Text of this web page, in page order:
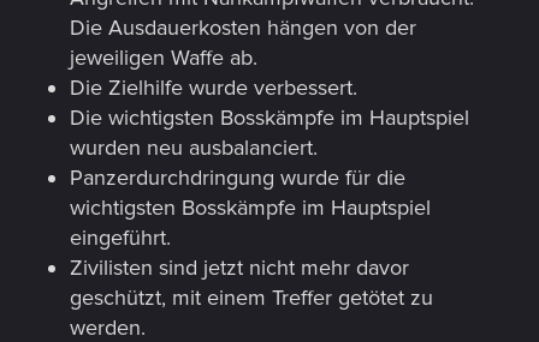
Die Ausdauerkosten hängen von der
jeweiligen Waffe ab.
Die Zielhilfe wurde verbessert.
Die wichtigsten Bosskämpfe im Hauptspiel
wurden neu ausbalanciert.
Panzerdurchdringung wurde für die
wichtigsten Bosskämpfe im Hauptspiel
eingeführt.
Zivilisten sind jetzt nicht mehr davor
geschützt, mit einem Treffer getötet zu
werden.